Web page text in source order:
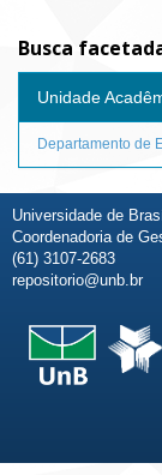
Busca
Unidade
Departamento de
Universidade de
Coordenadoria de
(61) 3107-2683
repositorio@unb.br